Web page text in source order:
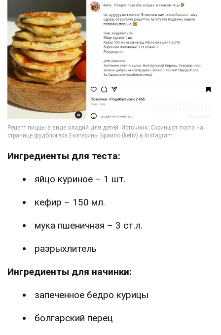
Ингредиенты для теста:
яйцо куриное – 1 шт.
кефир – 150 мл.
мука пшеничная – 3 ст.л.
разрыхлитель
Ингредиенты для начинки:
запеченное бедро курицы
болгарский перец